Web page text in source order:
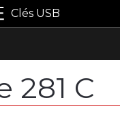
Clés USB
281 C